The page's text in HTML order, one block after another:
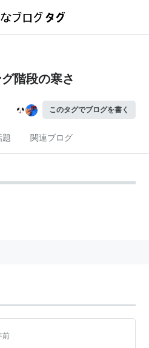
階段の寒さ
このタグでブログを書く
関連ブログ
前